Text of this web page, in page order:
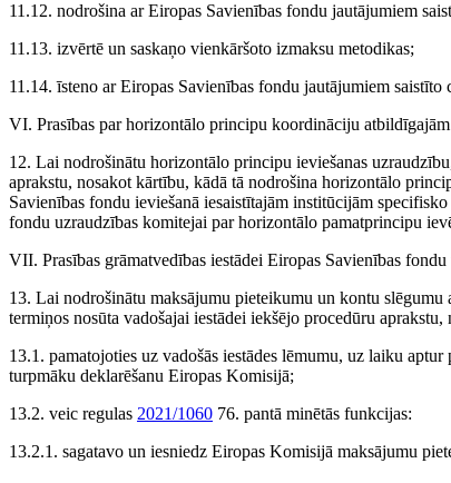
11.12. nodrošina ar Eiropas Savienības fondu jautājumiem
11.13. izvērtē un saskaņo vienkāršoto izmaksu metodikas;
11.14. īsteno ar Eiropas Savienības fondu jautājumiem
VI. Prasības par horizontālo principu koordināciju
12. Lai nodrošinātu horizontālo principu ieviešanas
aprakstu, nosakot kārtību, kādā tā nodrošina horizontālo
Savienības fondu ieviešanā iesaistītajām institūcijām
fondu uzraudzības komitejai par horizontālo pamatprincipu
VII. Prasības grāmatvedības iestādei Eiropas Savienības
13. Lai nodrošinātu maksājumu pieteikumu un kontu slēgumu
termiņos nosūta vadošajai iestādei iekšējo procedūru
13.1. pamatojoties uz vadošās iestādes lēmumu, uz laiku
turpmāku deklarēšanu Eiropas Komisijā;
13.2. veic regulas 2021/1060 76. pantā minētās funkcijas:
13.2.1. sagatavo un iesniedz Eiropas Komisijā maksājumu